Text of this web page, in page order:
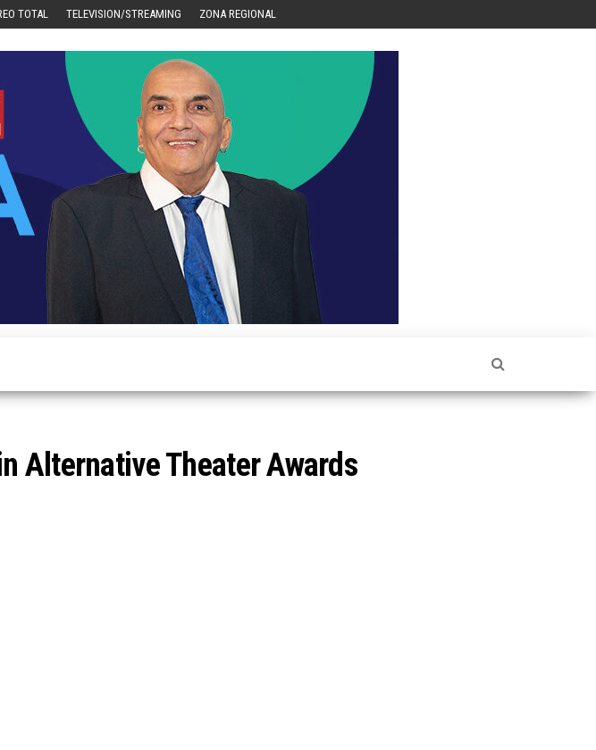
TOTAL TELEVISION/STREAMING ZONA REGIONAL
Alternative Theater Awards